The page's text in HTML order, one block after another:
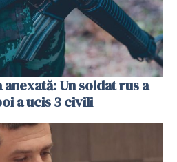
Un soldat rus a
a ucis 3 civili